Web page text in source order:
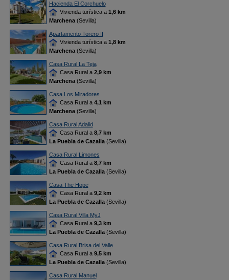
Hacienda El Corchuelo
Vivienda turística a 1,6 km
Marchena(Sevilla)
Apartamento Torero II
Vivienda turística a 1,8 km
Marchena(Sevilla)
Casa Rural La Teja
Casa Rural a 2,9 km
Marchena(Sevilla)
Casa Los Miradores
Casa Rural a 4,1 km
Marchena(Sevilla)
Casa Rural Adalid
Casa Rural a 8,7 km
La Puebla de Cazalla(Sevilla)
Casa Rural Limones
Casa Rural a 8,7 km
La Puebla de Cazalla(Sevilla)
Casa The Hope
Casa Rural a 9,2 km
La Puebla de Cazalla(Sevilla)
Casa Rural Villa MyJ
Casa Rural a 9,3 km
La Puebla de Cazalla(Sevilla)
Casa Rural Brisa del Valle
Casa Rural a 9,5 km
La Puebla de Cazalla(Sevilla)
Casa Rural Manuel